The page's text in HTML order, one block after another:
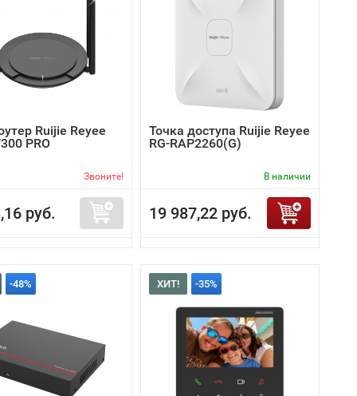
Ruijie Reyee
PRO
Звоните!
руб.
Точка доступа Ruijie Reyee
RG-RAP2260(G)
В наличии
19 987,22 руб.
-48% ХИТ! -35%